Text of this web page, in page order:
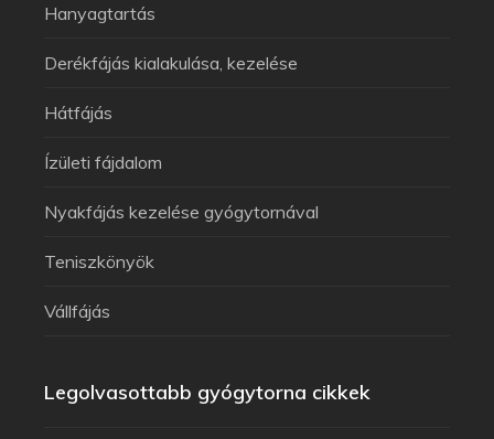
Hanyagtartás
Derékfájás kialakulása, kezelése
Hátfájás
Ízületi fájdalom
Nyakfájás kezelése gyógytornával
Teniszkönyök
Vállfájás
Legolvasottabb gyógytorna cikkek